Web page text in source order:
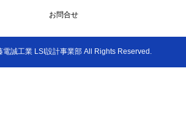
お問合せ
誠工業 LSI設計事業部 All Rights Reserved.